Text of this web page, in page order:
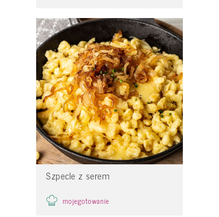
Szpecle z serem
mojegotowanie